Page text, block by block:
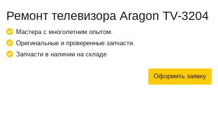
Ремонт телевизора Aragon TV-3204
Мастера с многолетним опытом.
Оригинальные и проверенные запчасти.
Запчасти в наличии на складе
Оформить заявку